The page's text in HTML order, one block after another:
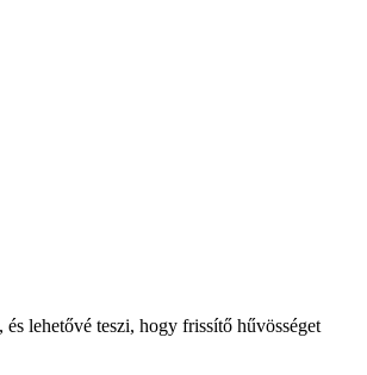
lehetővé teszi, hogy frissítő hűvösséget